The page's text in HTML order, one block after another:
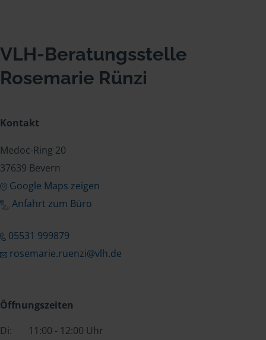
VLH-Beratungsstelle
Rosemarie Rünzi
Kontakt
Medoc-Ring 20
37639 Bevern
Google Maps zeigen
Anfahrt zum Büro
05531 999879
rosemarie.ruenzi@vlh.de
Öffnungszeiten
Di:
11:00 - 12:00 Uhr